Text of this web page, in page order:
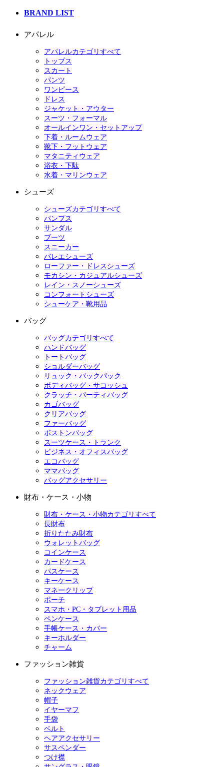
BRAND LIST
アパレル
アパレルカテゴリすべて
トップス
スカート
パンツ
ワンピース
ドレス
ジャケット・アウター
スーツ・フォーマル
オールインワン・セットアップ
下着・ルームウェア
靴下・フットウェア
マタニティウェア
浴衣・下駄
水着・マリンウェア
シューズ
シューズカテゴリすべて
パンプス
サンダル
ブーツ
スニーカー
バレエシューズ
ローファー・ドレスシューズ
モカシン・カジュアルシューズ
レイン・スノーシューズ
コンフォートシューズ
シューケア・靴用品
バッグ
バッグカテゴリすべて
ハンドバッグ
トートバッグ
ショルダーバッグ
リュック・バックパック
ボディバッグ・サコッシュ
クラッチ・パーティバッグ
カゴバッグ
クリアバッグ
ファーバッグ
ボストンバッグ
スーツケース・トランク
ビジネス・オフィスバッグ
エコバッグ
ママバッグ
バッグアクセサリー
財布・ケース・小物
財布・ケース・小物カテゴリすべて
長財布
折りたたみ財布
ウォレットバッグ
コインケース
カードケース
パスケース
キーケース
マネークリップ
ポーチ
スマホ・PC・タブレット用品
ペンケース
手帳ケース・カバー
キーホルダー
チャーム
ファッション雑貨
ファッション雑貨カテゴリすべて
ネックウェア
帽子
イヤーマフ
手袋
ベルト
ヘアアクセサリー
サスペンダー
つけ襟